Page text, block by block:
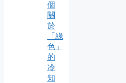
個
關
於
「綠
色」
的
冷
知